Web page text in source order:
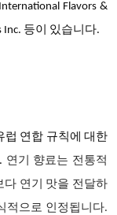
Flavors &
Inc. 등이 있습니다.
럽 연합 규칙에 대한
연기 향료는 전통적
다 연기 맛을 전달하
적으로 인정됩니다.